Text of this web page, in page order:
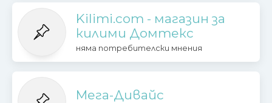
Kilimi.com - магазин за
килими Домтекс
няма потребителски мнения
Мега-Дивайс